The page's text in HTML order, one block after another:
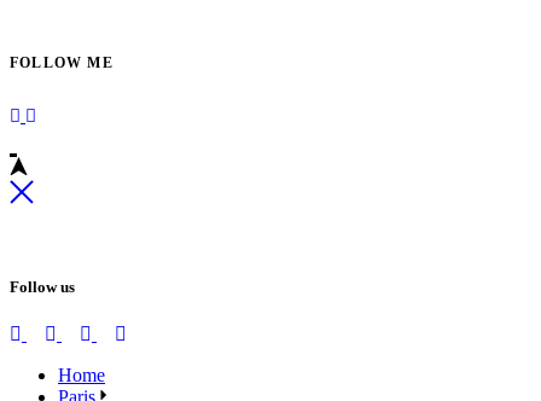
FOLLOW ME
Follow us
Home
Paris